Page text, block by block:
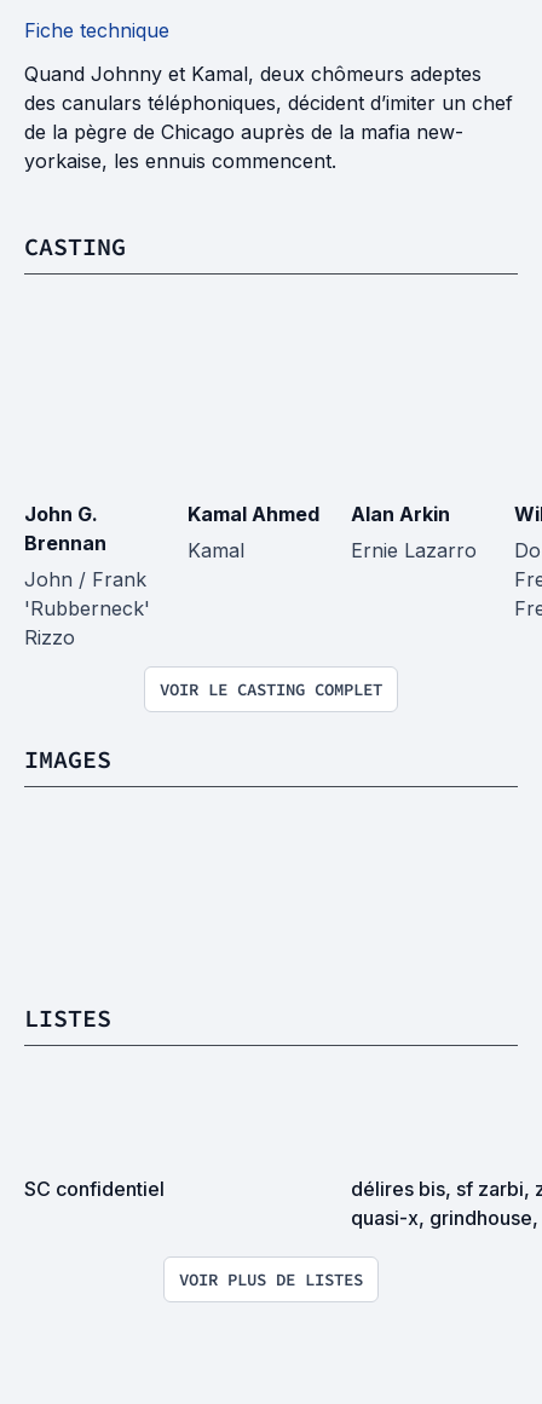
Fiche technique
Quand Johnny et Kamal, deux chômeurs adeptes
des canulars téléphoniques, décident d’imiter un chef
de la pègre de Chicago auprès de la mafia new-
yorkaise, les ennuis commencent.
CASTING
John G.
Brennan
John / Frank
'Rubberneck'
Rizzo
Kamal Ahmed
Kamal
Alan Arkin
Ernie Lazarro
VOIR LE CASTING COMPLET
IMAGES
LISTES
SC confidentiel
délires bis, sf zarbi,
quasi-x,
VOIR PLUS DE LISTES